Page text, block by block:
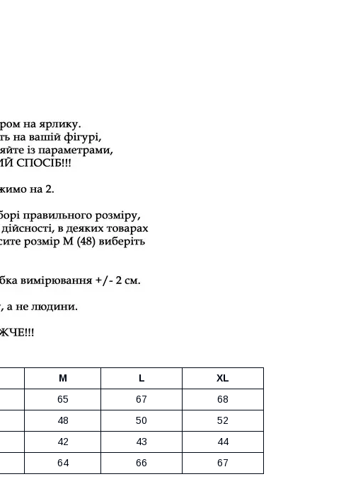
M L
XL
65 67
68
48 50
52
42 43
44
64 66 67